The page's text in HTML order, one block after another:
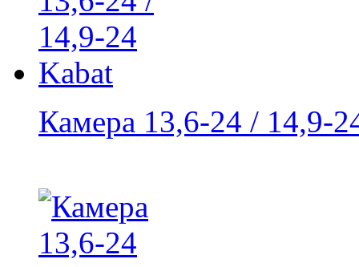
Камера 13,6-24 / 14,9-